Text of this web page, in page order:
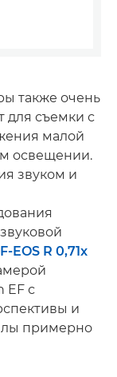
также очень
для съемки с
малой
освещении.
звуком и
EOS R 0,71x
EF с
и
примерно